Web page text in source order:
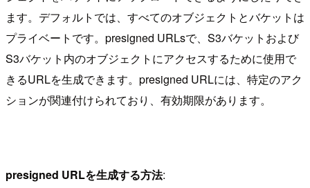
ます。デフォルトでは、すべてのオブジェクトとバケットは
プライベートです。presigned URLsで、S3バケットおよび
S3バケット内のオブジェクトにアクセスするために使用で
きるURLを生成できます。presigned URLには、特定のアク
ションが関連付けられており、有効期限があります。
presigned URLを生成する方法: